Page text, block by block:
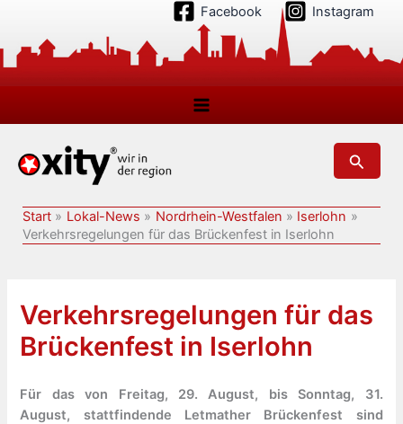
springen
Facebook Instagram
Suchen
Start Lokal-News Nordrhein-Westfalen
Iserlohn
Verkehrsregelungen für das Brückenfest in Iserlohn
Verkehrsregelungen für das
Brückenfest in Iserlohn
Für das von Freitag, 29. August, bis Sonntag, 31.
August, stattfindende Letmather Brückenfest sind